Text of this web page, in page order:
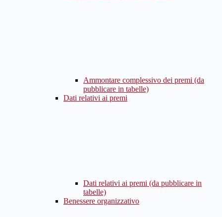
Ammontare complessivo dei premi (da
pubblicare in tabelle)
Dati relativi ai premi
Dati relativi ai premi (da pubblicare in
tabelle)
Benessere organizzativo